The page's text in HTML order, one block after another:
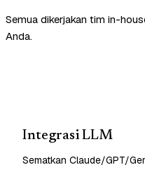
Semua dikerjakan tim in-
Anda.
Integrasi LLM
Sematkan Claude/GPT/